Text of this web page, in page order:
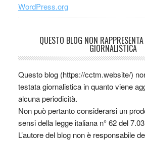
WordPress.org
QUESTO BLOG NON
GIORNALISTICA
Questo blog (https://cctm.website/)
testata giornalistica in quanto viene
alcuna periodicità.
Non può pertanto considerarsi un
sensi della legge italiana n° 62 del
L’autore del blog non è responsabile